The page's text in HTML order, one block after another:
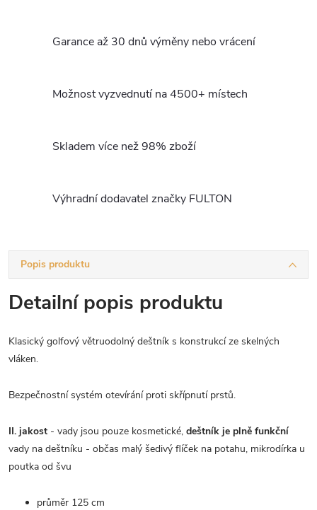
Garance až 30 dnů výměny nebo vrácení
Možnost vyzvednutí na 4500+ místech
Skladem více než 98% zboží
Výhradní dodavatel značky FULTON
Popis produktu
Detailní popis produktu
Klasický golfový větruodolný deštník s konstrukcí ze skelných
vláken.
Bezpečnostní systém otevírání proti skřípnutí prstů.
II. jakost - vady jsou pouze kosmetické, deštník je plně funkční
vady na deštníku - občas malý šedivý flíček na potahu, mikrodírka u
poutka od švu
průměr 125 cm